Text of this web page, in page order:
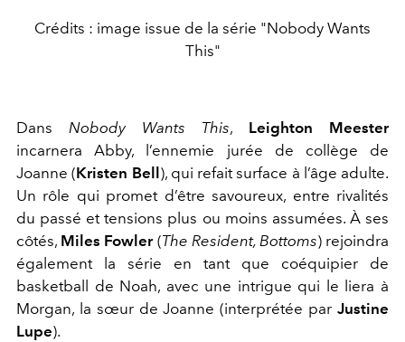
Crédits : image issue de la série "Nobody Wants
This"
Dans Nobody Wants This, Leighton Meester
incarneraAbby, l’ennemie jurée de collège de
Joanne (Kristen Bell ), qui refait surface à l’âge adulte.
Un rôle qui promet d’être savoureux, entre rivalités
du passé et tensions plus ou moins assumées. À ses
côtés, Miles Fowler(The Resident, Bottoms) rejoindra
également la série en tant que coéquipier de
basketball de Noah, avec une intrigue qui le liera à
Morgan, la sœur de Joanne (interprétée par Justine
Lupe).